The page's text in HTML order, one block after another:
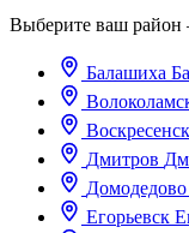
Выберите ваш район
Балашиха
Воскресенск
Дмитров
Домодедово
Егорьевск